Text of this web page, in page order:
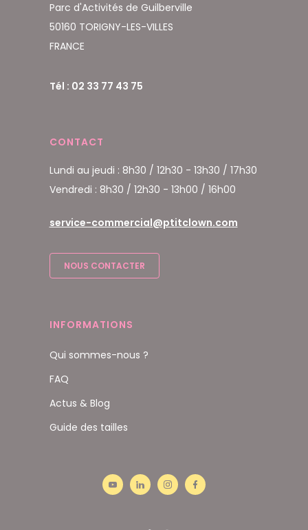
Parc d'Activités de Guilberville
50160 TORIGNY-LES-VILLES
FRANCE
Tél : 02 33 77 43 75
CONTACT
Lundi au jeudi : 8h30 / 12h30 - 13h30 / 17h30
Vendredi : 8h30 / 12h30 - 13h00 / 16h00
service-commercial@ptitclown.com
NOUS CONTACTER
INFORMATIONS
Qui sommes-nous ?
FAQ
Actus & Blog
Guide des tailles